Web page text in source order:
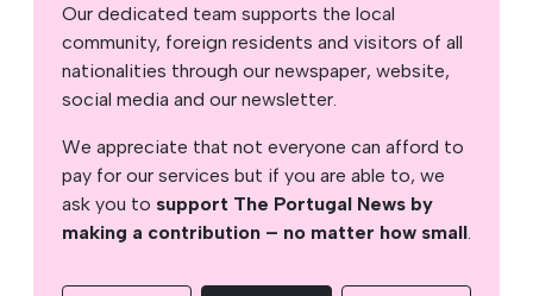
Our dedicated team supports the local
community, foreign residents and visitors of all
nationalities through our newspaper, website,
social media and our newsletter.
We appreciate that not everyone can afford to
pay for our services but if you are able to, we
ask you to support The Portugal News by
making a contribution – no matter how small.